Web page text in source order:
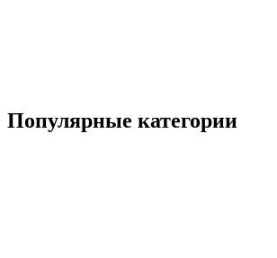
Популярные категории